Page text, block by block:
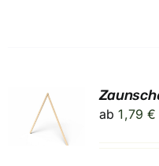
ab1,79€